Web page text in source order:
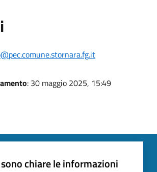
: 30 maggio 2025, 15:49
chiare le informazioni